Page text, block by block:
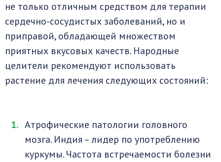
не только отличным средством для терапии
сердечно-сосудистых заболеваний, но и
приправой, обладающей множеством
приятных вкусовых качеств. Народные
целители рекомендуют использовать
растение для лечения следующих состояний:
Атрофические патологии головного
мозга. Индия – лидер по употреблению
куркумы. Частота встречаемости болезни